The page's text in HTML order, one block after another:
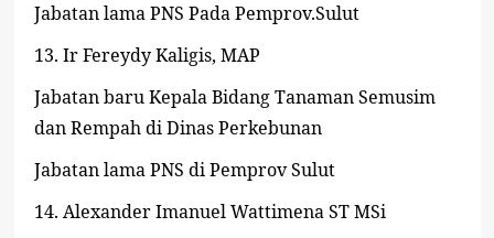
Jabatan lama PNS Pada Pemprov.Sulut
13. Ir Fereydy Kaligis, MAP
Jabatan baru Kepala Bidang Tanaman Semusim
dan Rempah di Dinas Perkebunan
Jabatan lama PNS di Pemprov Sulut
14. Alexander Imanuel Wattimena ST MSi